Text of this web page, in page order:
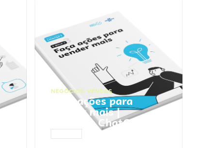
NEGÓCIOS, VENDAS
Faça ações para
vender mais |
Prompts ChatGPT